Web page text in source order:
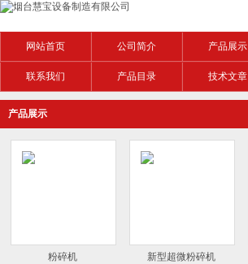
网站首页 公司简介 产品展示
联系我们 产品目录 技术文章
产品展示
粉碎机 新型超微粉碎机